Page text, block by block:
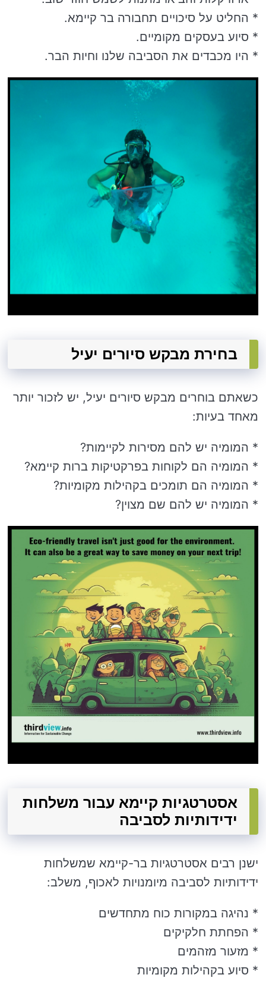
* החליט על סיכויים תחבורה בר קיימא.
* סיוע בעסקים מקומיים.
* היו מכבדים את הסביבה שלנו וחיות הבר.
בחירת מבקש סיורים יעיל
כשאתם בוחרים מבקש סיורים יעיל, יש לזכור יותר
מאחד בעיות:
* המומיה יש להם מסירות לקיימות?
* המומיה הם לקוחות בפרקטיקות ברות קיימא?
* המומיה הם תומכים בקהילות מקומיות?
* המומיה יש להם שם מצוין?
אסטרטגיות קיימא עבור משלחות
ידידותיות לסביבה
ישנן רבים אסטרטגיות בר-קיימא שמשלחות
ידידותיות לסביבה מיומנויות לאכוף, משלב:
* נהיגה במקורות כוח מתחדשים
* הפחתת חלקיקים
* מזעור מזהמים
* סיוע בקהילות מקומיות